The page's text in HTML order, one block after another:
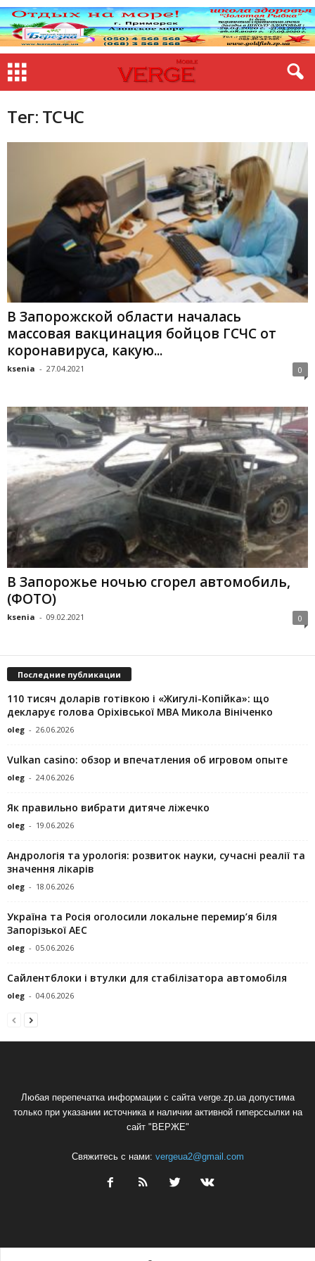
Тег: ТСЧС
В Запорожской области началась
массовая вакцинация бойцов ГСЧС от
коронавируса, какую...
ksenia - 27.04.2021 0
В Запорожье ночью сгорел автомобиль,
(ФОТО)
ksenia - 09.02.2021 0
Последние публикации
110 тисяч доларів готівкою і «Жигулі-Копійка»: що
декларує голова Оріхівської МВА Микола Вініченко
oleg - 26.06.2026
Vulkan casino: обзор и впечатления об игровом опыте
oleg - 24.06.2026
Як правильно вибрати дитяче ліжечко
oleg - 19.06.2026
Андрологія та урологія: розвиток науки, сучасні реалії та
значення лікарів
oleg - 18.06.2026
Україна та Росія оголосили локальне перемир’я біля
Запорізької АЕС
oleg - 05.06.2026
Сайлентблоки і втулки для стабілізатора автомобіля
oleg - 04.06.2026
Любая перепечатка информации с сайта verge.zp.ua допустима
только при указании источника и наличии активной гиперссылки на
сайт "ВЕРЖЕ"
Свяжитесь с нами: vergeua2@gmail.com